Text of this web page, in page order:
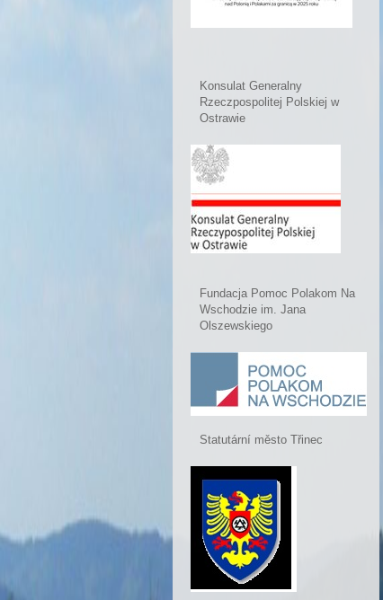
Konsulat Generalny
Rzeczpospolitej Polskiej w
Ostrawie
Fundacja Pomoc Polakom Na
Wschodzie im. Jana
Olszewskiego
Statutární město Třinec